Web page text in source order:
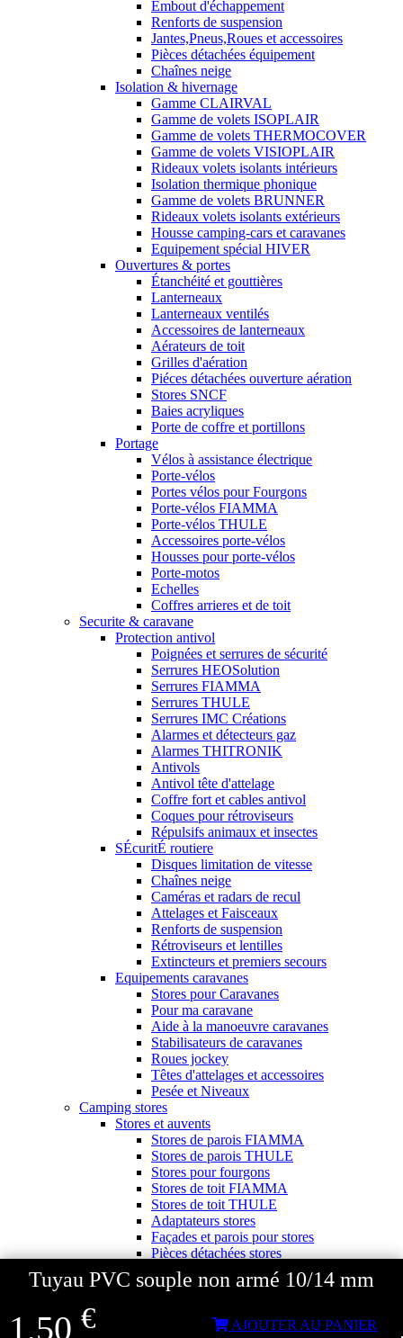
Tuyau PVC souple non armé 10/14 mm
1,50 € AJOUTER AU PANIER
Embout d'échappement
Renforts de suspension
Jantes,Pneus,Roues et accessoires
Pièces détachées équipement
Chaînes neige
Isolation & hivernage
Gamme CLAIRVAL
Gamme de volets ISOPLAIR
Gamme de volets THERMOCOVER
Gamme de volets VISIOPLAIR
Rideaux volets isolants intérieurs
Isolation thermique phonique
Gamme de volets BRUNNER
Rideaux volets isolants extérieurs
Housse camping-cars et caravanes
Equipement spécial HIVER
Ouvertures & portes
Étanchéité et gouttières
Lanterneaux
Lanterneaux ventilés
Accessoires de lanterneaux
Aérateurs de toit
Grilles d'aération
Piéces détachées ouverture aération
Stores SNCF
Baies acryliques
Porte de coffre et portillons
Portage
Vélos à assistance électrique
Porte-vélos
Portes vélos pour Fourgons
Porte-vélos FIAMMA
Porte-vélos THULE
Accessoires porte-vélos
Housses pour porte-vélos
Porte-motos
Echelles
Coffres arrieres et de toit
Securite & caravane
Protection antivol
Poignées et serrures de sécurité
Serrures HEOSolution
Serrures FIAMMA
Serrures THULE
Serrures IMC Créations
Alarmes et détecteurs gaz
Alarmes THITRONIK
Antivols
Antivol tête d'attelage
Coffre fort et cables antivol
Coques pour rétroviseurs
Répulsifs animaux et insectes
SÉcuritÉ routiere
Disques limitation de vitesse
Chaînes neige
Caméras et radars de recul
Attelages et Faisceaux
Renforts de suspension
Rétroviseurs et lentilles
Extincteurs et premiers secours
Equipements caravanes
Stores pour Caravanes
Pour ma caravane
Aide à la manoeuvre caravanes
Stabilisateurs de caravanes
Roues jockey
Têtes d'attelages et accessoires
Pesée et Niveaux
Camping stores
Stores et auvents
Stores de parois FIAMMA
Stores de parois THULE
Stores pour fourgons
Stores de toit FIAMMA
Stores de toit THULE
Adaptateurs stores
Façades et parois pour stores
Pièces détachées stores
Accessoires pour stores
Auvents pour stores
Auvents pour caravanes
Auvents TRIGANO